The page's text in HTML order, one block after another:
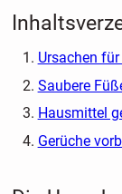
Ursachen
Saubere
Hausmittel
Gerüche